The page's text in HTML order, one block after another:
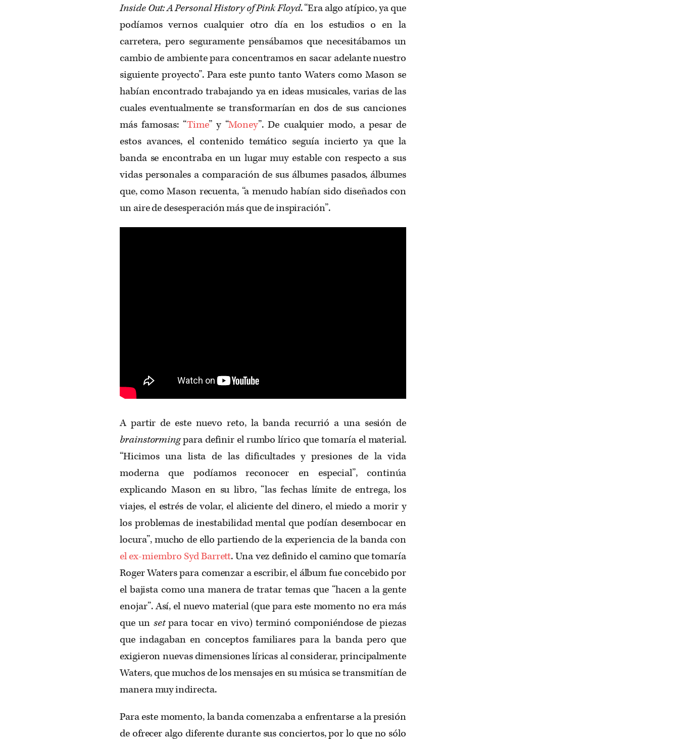
Inside Out: A Personal History of Pink Floyd. “Era algo atípico, ya que
podíamos vernos cualquier otro día en los estudios o en la
carretera, pero seguramente pensábamos que necesitábamos un
cambio de ambiente para concentramos en sacar adelante nuestro
siguiente proyecto”. Para este punto tanto Waters como Mason se
habían encontrado trabajando ya en ideas musicales, varias de las
cuales eventualmente se transformarían en dos de sus canciones
más famosas: “Time” y “Money”. De cualquier modo, a pesar de
estos avances, el contenido temático seguía incierto ya que la
banda se encontraba en un lugar muy estable con respecto a sus
vidas personales a comparación de sus álbumes pasados, álbumes
que, como Mason recuenta, “a menudo habían sido diseñados con
un aire de desesperación más que de inspiración”.
A partir de este nuevo reto, la banda recurrió a una sesión de
brainstormingpara definir el rumbo lírico que tomaría el material.
“Hicimos una lista de las dificultades y presiones de la vida
moderna que podíamos reconocer en especial”, continúa
explicando Mason en su libro, “las fechas límite de entrega, los
viajes, el estrés de volar, el aliciente del dinero, el miedo a morir y
los problemas de inestabilidad mental que podían desembocar en
locura”, mucho de ello partiendo de la experiencia de la banda con
el ex-miembro Syd Barrett. Una vez definido el camino que tomaría
Roger Waters para comenzar a escribir, el álbum fue concebido por
el bajista como una manera de tratar temas que “hacen a la gente
enojar”. Así, el nuevo material (que para este momento no era más
que un setpara tocar en vivo) terminó componiéndose de piezas
que indagaban en conceptos familiares para la banda pero que
exigieron nuevas dimensiones líricas al considerar, principalmente
Waters, que muchos de los mensajes en su música se transmitían de
manera muy indirecta.
Para este momento, la banda comenzaba a enfrentarse a la presión
de ofrecer algo diferente durante sus conciertos, por lo que no sólo